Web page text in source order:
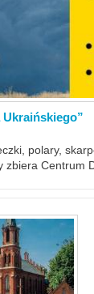
Ukraińskiego”
polary,
Centrum